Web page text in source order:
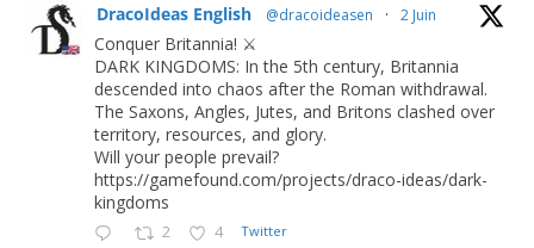
DracoIdeas English @dracoideasen · 2 Juin
Conquer Britannia! ⚔️
DARK KINGDOMS: In the 5th century, Britannia
descended into chaos after the Roman withdrawal.
The Saxons, Angles, Jutes, and Britons clashed over
territory, resources, and glory.
Will your people prevail?
https://gamefound.com/projects/draco-ideas/dark-
kingdoms
2 4 Twitter